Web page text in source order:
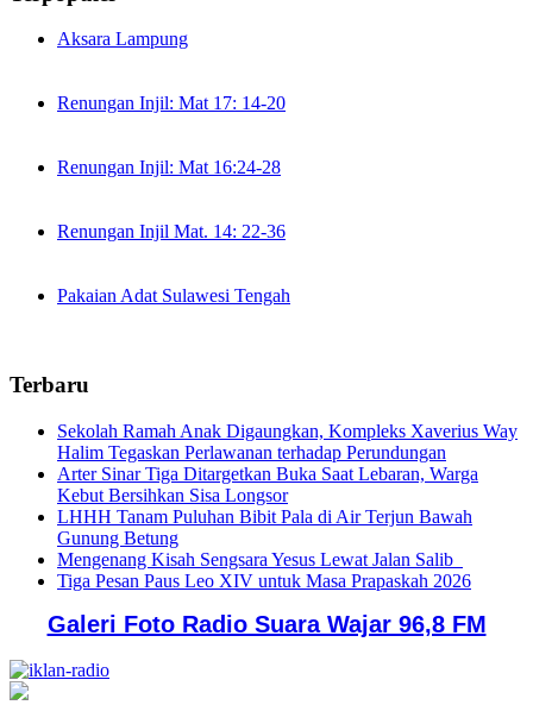
Aksara Lampung
Renungan Injil: Mat 17: 14-20
Renungan Injil: Mat 16:24-28
Renungan Injil Mat. 14: 22-36
Pakaian Adat Sulawesi Tengah
Terbaru
Sekolah Ramah Anak Digaungkan, Kompleks Xaverius Way
Halim Tegaskan Perlawanan terhadap Perundungan
Arter Sinar Tiga Ditargetkan Buka Saat Lebaran, Warga
Kebut Bersihkan Sisa Longsor
LHHH Tanam Puluhan Bibit Pala di Air Terjun Bawah
Gunung Betung
Mengenang Kisah Sengsara Yesus Lewat Jalan Salib
Tiga Pesan Paus Leo XIV untuk Masa Prapaskah 2026
Galeri Foto Radio Suara Wajar 96,8 FM